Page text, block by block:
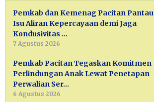
Pemkab dan Kemenag Pacitan Pantau
Isu Aliran Kepercayaan demi Jaga
Kondusivitas …
7 Agustus 2026
Pemkab Pacitan Tegaskan Komitmen
Perlindungan Anak Lewat Penetapan
Perwalian Ser…
6 Agustus 2026